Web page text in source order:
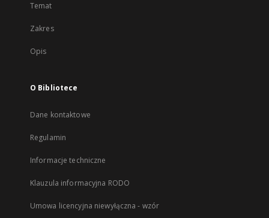
Temat
Zakres
Opis
O Bibliotece
Dane kontaktowe
Regulamin
Informacje techniczne
Klauzula informacyjna RODO
Umowa licencyjna niewyłączna - wzór